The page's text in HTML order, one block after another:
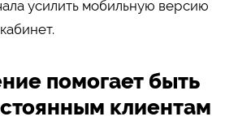
усилить мобильную версию
помогает быть
клиентам